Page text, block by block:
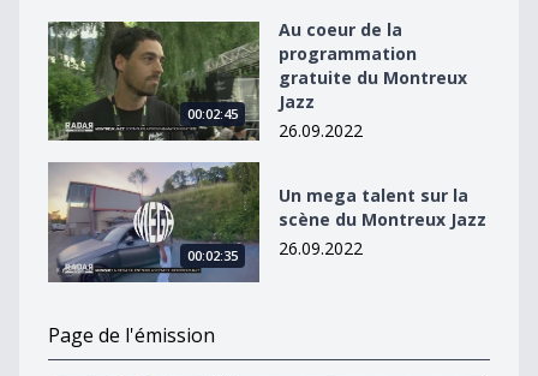
Au coeur de la programmation gratuite du Montreux
00:02:45
Au coeur de la
programmation
gratuite du Montreux
Jazz
26.09.2022
Un mega talent sur la scène du Montreux Jazz
00:02:35
Un mega talent sur la
scène du Montreux Jazz
26.09.2022
Page de l'émission